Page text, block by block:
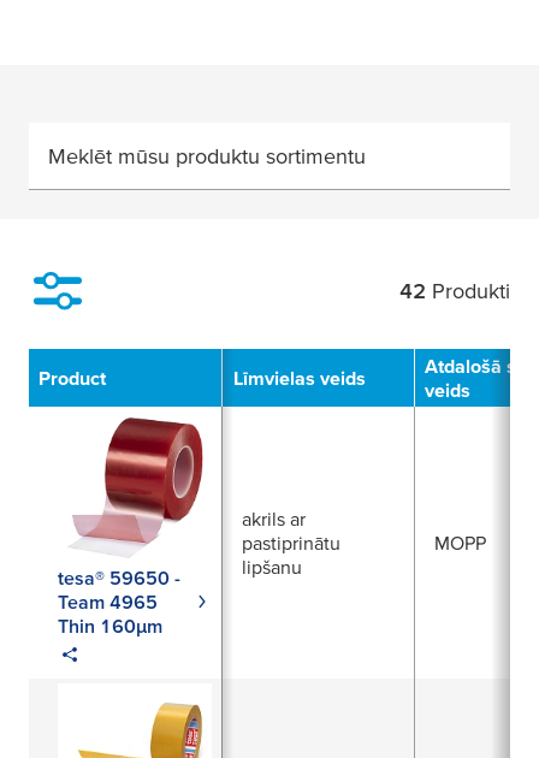
Meklēt mūsu produktu sortimentu
42 Produkti
Product Līmvielas veids
Atdalošā
veids
tesa® 59650 -
Team 4965
Thin 160µm
akrils ar
pastiprinātu
lipšanu
MOPP